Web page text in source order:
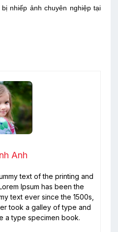
nhiếp ảnh chuyên nghiệp tại
Anh
text of the printing and
Ipsum has been the
text ever since the 1500s,
took a galley of type and
a type specimen book.